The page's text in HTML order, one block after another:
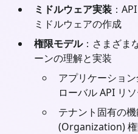
ミドルウェア実装 ：
ミドルウェアの作成
権限モデル：さまざま
ーンの理解と実装
アプリケーショ
ローバル API リ
テナント固有の
(Organization)